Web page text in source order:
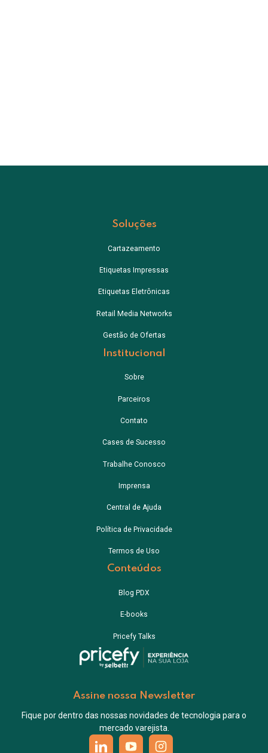
Soluções
Cartazeamento
Etiquetas Impressas
Etiquetas Eletrônicas
Retail Media Networks
Gestão de Ofertas
Institucional
Sobre
Parceiros
Contato
Cases de Sucesso
Trabalhe Conosco
Imprensa
Central de Ajuda
Política de Privacidade
Termos de Uso
Conteúdos
Blog PDX
E-books
Pricefy Talks
Assine nossa Newsletter
Fique por dentro das nossas novidades de tecnologia para o
mercado varejista.